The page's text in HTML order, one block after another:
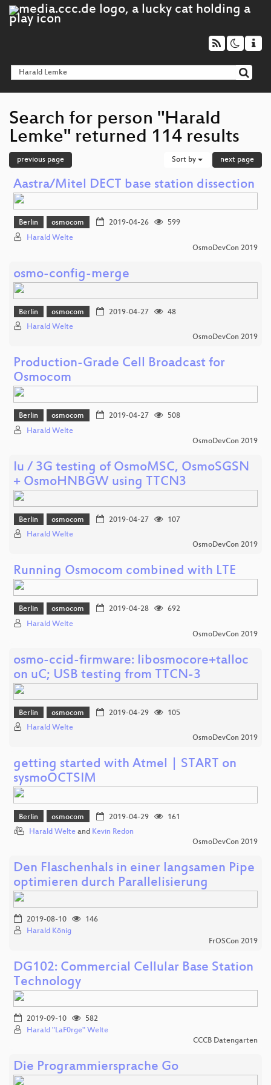
Search for person "Harald
Lemke" returned 114 results
previous page Sort by next page
Aastra/Mitel DECT base station dissection
Berlin osmocom 2019-04-26
599
Harald Welte
OsmoDevCon 2019
osmo-config-merge
Berlin osmocom 2019-04-27
48
Harald Welte
OsmoDevCon 2019
Production-Grade Cell Broadcast for
Osmocom
Berlin osmocom 2019-04-27
508
Harald Welte
OsmoDevCon 2019
Iu / 3G testing of OsmoMSC, OsmoSGSN
+ OsmoHNBGW using TTCN3
Berlin osmocom 2019-04-27
107
Harald Welte
OsmoDevCon 2019
Running Osmocom combined with LTE
Berlin osmocom 2019-04-28
692
Harald Welte
OsmoDevCon 2019
osmo-ccid-firmware: libosmocore+talloc
on uC; USB testing from TTCN-3
Berlin osmocom 2019-04-29
105
Harald Welte
OsmoDevCon 2019
getting started with Atmel | START on
sysmoOCTSIM
Berlin osmocom 2019-04-29
161
Harald Welte and Kevin Redon
OsmoDevCon 2019
Den Flaschenhals in einer langsamen Pipe
optimieren durch Parallelisierung
2019-08-10
146
Harald König
FrOSCon 2019
DG102: Commercial Cellular Base Station
Technology
2019-09-10
582
Harald "LaF0rge" Welte
CCCB Datengarten
Die Programmiersprache Go